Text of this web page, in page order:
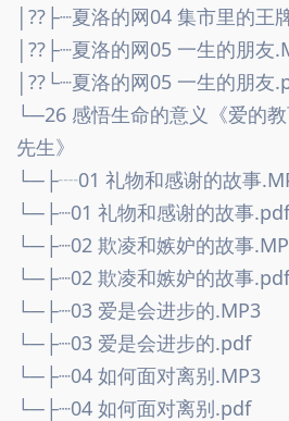
│??├┈夏洛的网04 集市里的王
│??├┈夏洛的网05 一生的朋友
│??└┈夏洛的网05 一生的朋友
└─26 感悟生命的意义《爱的
先生》
└─├┈01 礼物和感谢的故事
└─├┈01 礼物和感谢的故事.pdf
└─├┈02 欺凌和嫉妒的故事
└─├┈02 欺凌和嫉妒的故事.pdf
└─├┈03 爱是会进步的.MP3
└─├┈03 爱是会进步的.pdf
└─├┈04 如何面对离别.MP3
└─├┈04 如何面对离别.pdf